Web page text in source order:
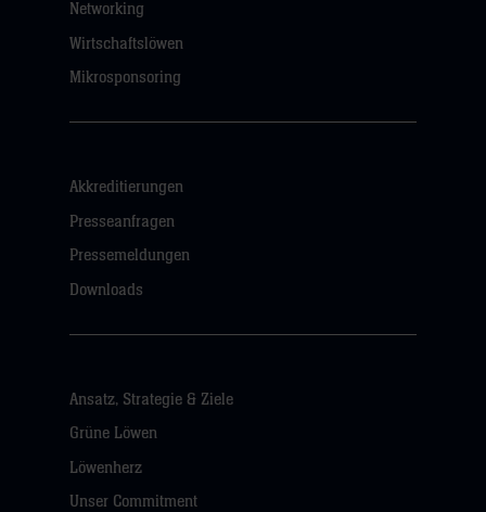
Networking
Wirtschaftslöwen
Mikrosponsoring
Akkreditierungen
Presseanfragen
Pressemeldungen
Downloads
Ansatz, Strategie & Ziele
Grüne Löwen
Löwenherz
Unser Commitment